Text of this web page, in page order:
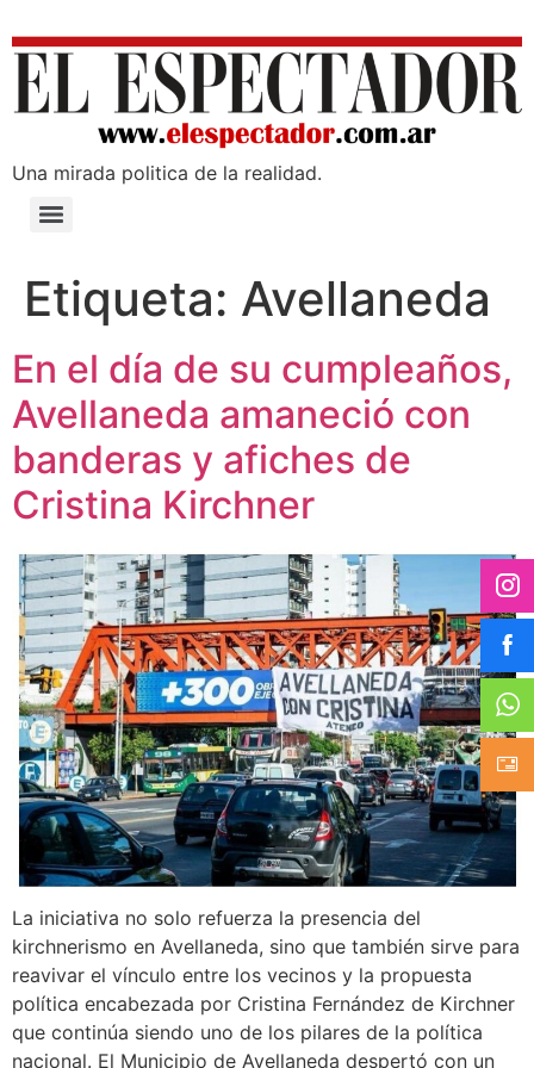
Una mirada poli­tica de la realidad.
Etiqueta: Avellaneda
En el día de su cumpleaños,
Avellaneda amaneció con
banderas y afiches de
Cristina Kirchner
La iniciativa no solo refuerza la presencia del
kirchnerismo en Avellaneda, sino que también sirve para
reavivar el vínculo entre los vecinos y la propuesta
política encabezada por Cristina Fernández de Kirchner
que continúa siendo uno de los pilares de la política
nacional. El Municipio de Avellaneda despertó con un